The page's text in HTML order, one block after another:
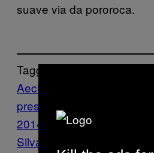
suave via da pororoca.
Tagged:
Aecio Neves
presidencial
2014
Marina
Silva